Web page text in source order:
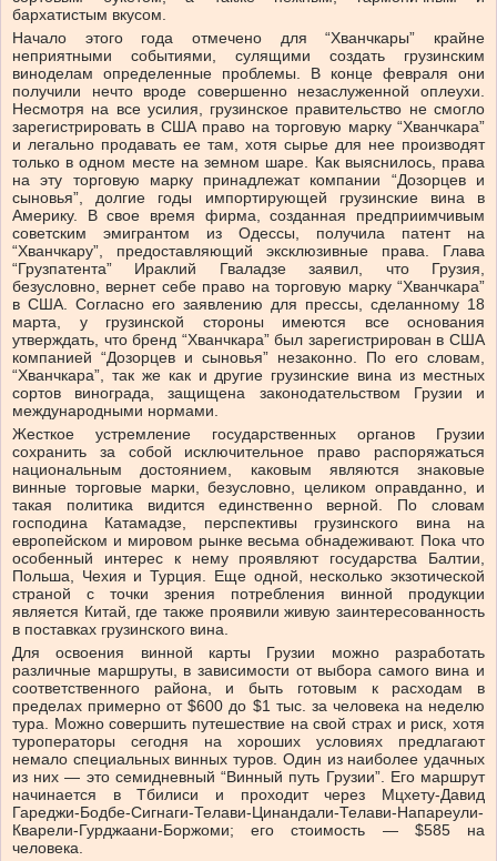
бархатистым вкусом.
Начало этого года отмечено для “Хванчкары” крайне
неприятными событиями, сулящими создать грузинским
виноделам определенные проблемы. В конце февраля они
получили нечто вроде совершенно незаслуженной оплеухи.
Несмотря на все усилия, грузинское правительство не смогло
зарегистрировать в США право на торговую марку “Хванчкара”
и легально продавать ее там, хотя сырье для нее производят
только в одном месте на земном шаре. Как выяснилось, права
на эту торговую марку принадлежат компании “Дозорцев и
сыновья”, долгие годы импортирующей грузинские вина в
Америку. В свое время фирма, созданная предприимчивым
советским эмигрантом из Одессы, получила патент на
“Хванчкару”, предоставляющий эксклюзивные права. Глава
“Грузпатента” Ираклий Гваладзе заявил, что Грузия,
безусловно, вернет себе право на торговую марку “Хванчкара”
в США. Согласно его заявлению для прессы, сделанному 18
марта, у грузинской стороны имеются все основания
утверждать, что бренд “Хванчкара” был зарегистрирован в США
компанией “Дозорцев и сыновья” незаконно. По его словам,
“Хванчкара”, так же как и другие грузинские вина из местных
сортов винограда, защищена законодательством Грузии и
международными нормами.
Жесткое устремление государственных органов Грузии
сохранить за собой исключительное право распоряжаться
национальным достоянием, каковым являются знаковые
винные торговые марки, безусловно, целиком оправданно, и
такая политика видится единственно верной. По словам
господина Катамадзе, перспективы грузинского вина на
европейском и мировом рынке весьма обнадеживают. Пока что
особенный интерес к нему проявляют государства Балтии,
Польша, Чехия и Турция. Еще одной, несколько экзотической
страной с точки зрения потребления винной продукции
является Китай, где также проявили живую заинтересованность
в поставках грузинского вина.
Для освоения винной карты Грузии можно разработать
различные маршруты, в зависимости от выбора самого вина и
соответственного района, и быть готовым к расходам в
пределах примерно от $600 до $1 тыс. за человека на неделю
тура. Можно совершить путешествие на свой страх и риск, хотя
туроператоры сегодня на хороших условиях предлагают
немало специальных винных туров. Один из наиболее удачных
из них — это семидневный “Винный путь Грузии”. Его маршрут
начинается в Тбилиси и проходит через Мцхету-Давид
Гареджи-Бодбе-Сигнаги-Телави-Цинандали-Телави-Напареули-
Кварели-Гурджаани-Боржоми; его стоимость — $585 на
человека.